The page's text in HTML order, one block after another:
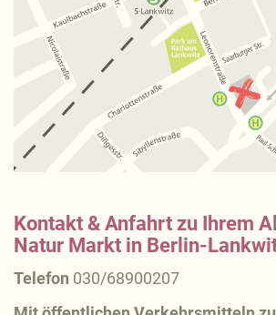
Kontakt & Anfahrt zu Ihrem
Natur Markt in Berlin-
Telefon 030/68900207